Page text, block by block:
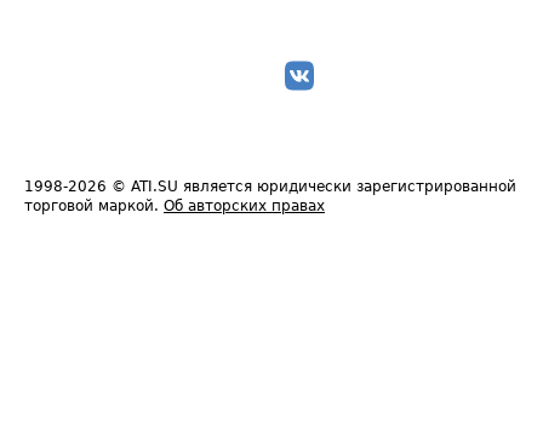
1998-2026 © ATI.SU является юридически зарегистрированной
торговой маркой. Об авторских правах